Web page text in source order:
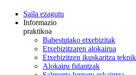
Saila ezagutu
Informazio
praktikoa
Babestutako etxebizitak
Etxebizitzaren alokairua
Etxebizitzen ikuskaritza
Alokairu fidantzak